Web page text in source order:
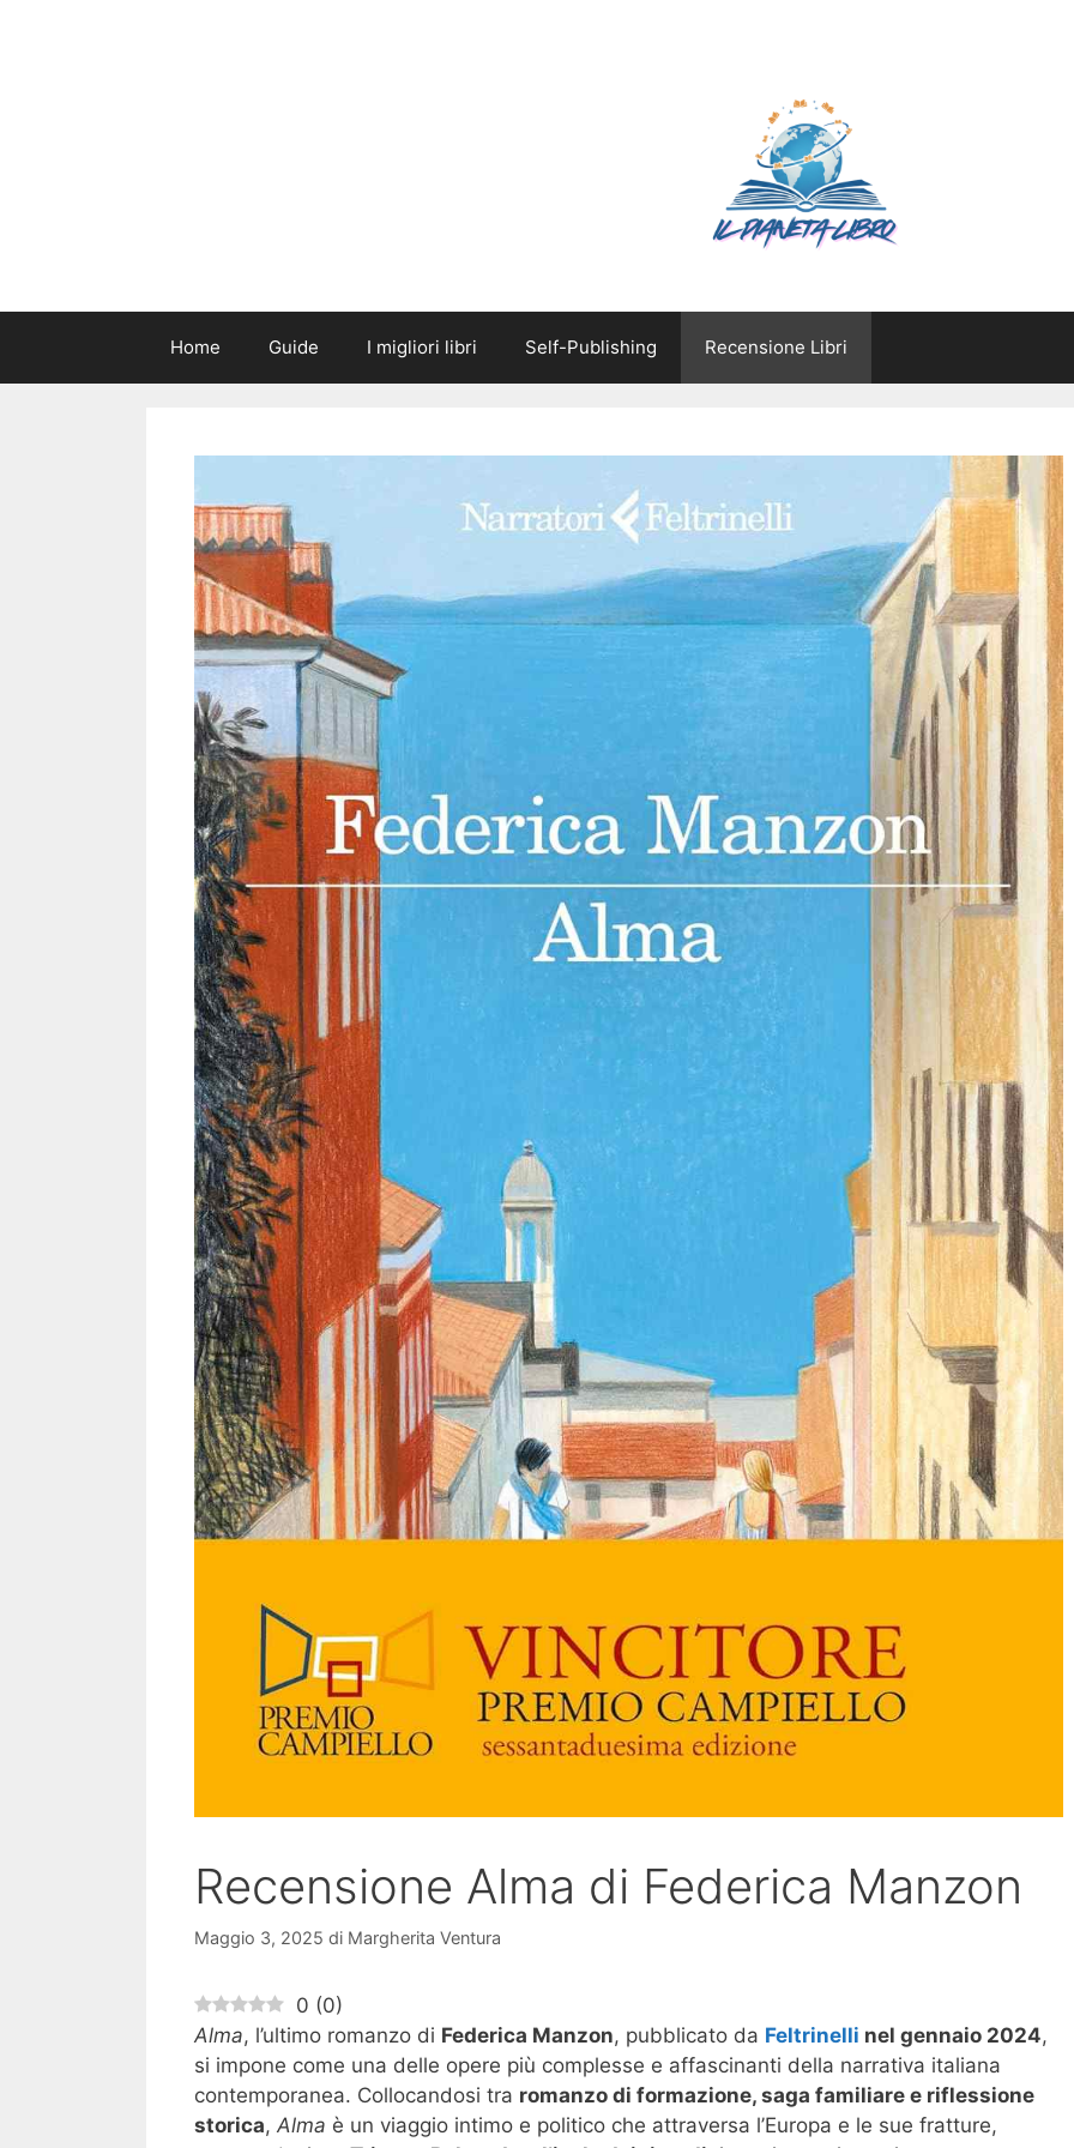
Home Guide I migliori libri Self-Publishing Recensione Libri
Recensione Alma di Federica Manzon
Maggio 3, 2025 di Margherita Ventura
0 (0)
Alma, l’ultimo romanzo di Federica Manzon, pubblicato da Feltrinelli nel gennaio 2024,
si impone come una delle opere più complesse e affascinanti della narrativa italiana
contemporanea. Collocandosi tra romanzo di formazione, saga familiare e riflessione
storica, Alma è un viaggio intimo e politico che attraversa l’Europa e le sue fratture,